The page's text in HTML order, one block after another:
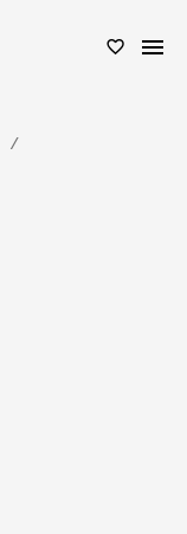
favorite_border menu
/